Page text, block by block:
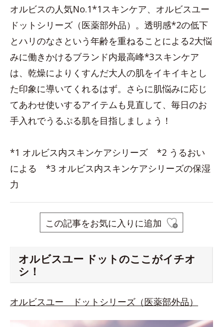
オルビスの人気No.1*1スキンケア、オルビスユー
ドットシリーズ（医薬部外品）。透明感*2の低下
とハリのなさという年齢を重ねることによる2大悩
みに働きかけるブランド内最高峰*3スキンケア
は、乾燥によりくすんだ大人の肌をイキイキとし
た印象に導いてくれるはず。さらに肌悩みに応じ
てあわせ使いするアイテムも見直して、毎日のお
手入れでうるぷる肌を目指しましょう！
*1 オルビス内スキンケアシリーズ *2 うるおい
による *3 オルビス内スキンケアシリーズの保湿
力
この記事をお気に入りに追加
オルビスユー ドットのここがイチオ
シ！
オルビスユー ドットシリーズ（医薬部外品）